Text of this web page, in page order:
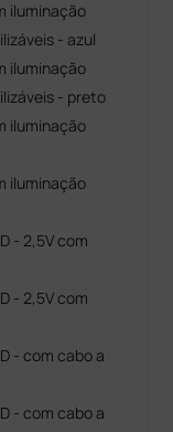
iluminação
- azul
iluminação
- preto
iluminação
iluminação
- 2,5V com
- 2,5V com
- com cabo a
- com cabo a